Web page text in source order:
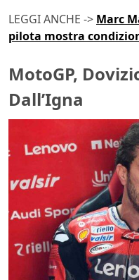
LEGGI ANCHE -> Marc
pilota mostra
MotoGP,
Dall’Igna